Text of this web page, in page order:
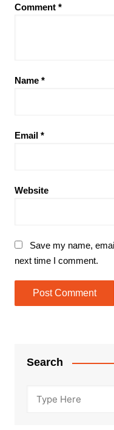
Comment *
Name *
Email *
Website
Save my name,
next time I comment.
Search